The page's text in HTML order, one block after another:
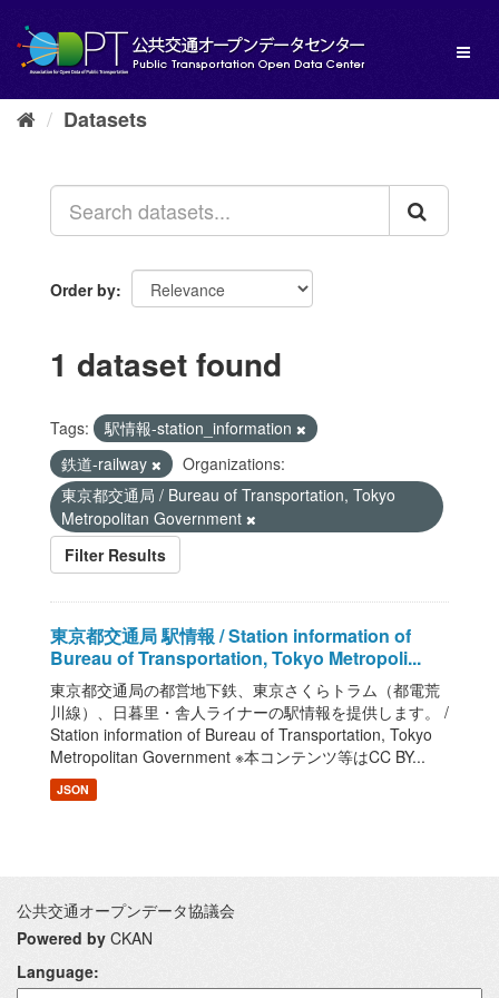
content
Datasets
Order by
1 dataset found
Tags:
駅情報-station_information
鉄道-railway
Organizations:
東京都交通局 / Bureau of Transportation, Tokyo
Metropolitan Government
Filter Results
東京都交通局 駅情報 / Station information of
Bureau of Transportation, Tokyo Metropoli...
東京都交通局の都営地下鉄、東京さくらトラム（都電荒
川線）、日暮里・舎人ライナーの駅情報を提供します。 /
Station information of Bureau of Transportation, Tokyo
Metropolitan Government ※本コンテンツ等はCC BY...
JSON
公共交通オープンデータ協議会
Powered by CKAN
Language